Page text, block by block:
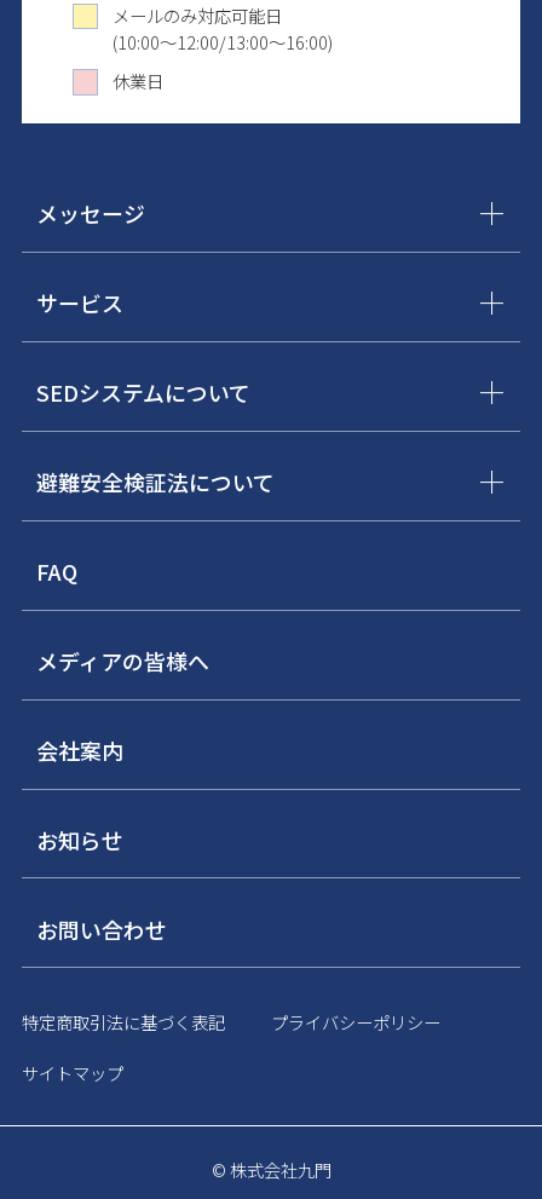
メールのみ対応可能日
(10:00～12:00/13:00～16:00)
休業日
メッセージ
サービス
SEDシステムについて
避難安全検証法について
FAQ
メディアの皆様へ
会社案内
お知らせ
お問い合わせ
特定商取引法に基づく表記
プライバシーポリシー
サイトマップ
© 株式会社九門